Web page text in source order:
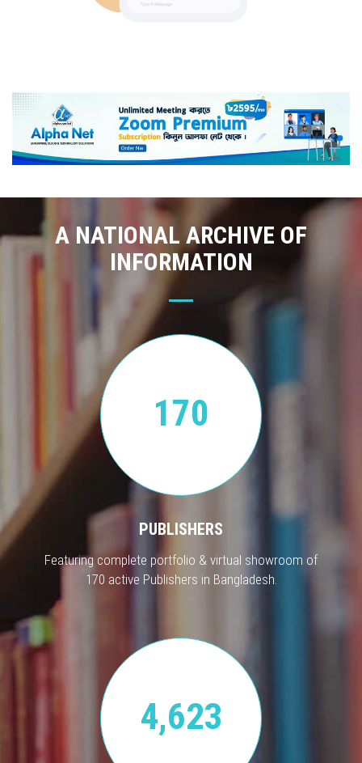
A NATIONAL ARCHIVE OF
INFORMATION
170
PUBLISHERS
Featuring complete portfolio & virtual showroom of
170 active Publishers in Bangladesh.
4,623